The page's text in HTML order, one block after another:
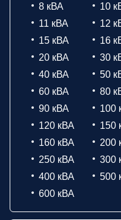
8 кВА
10
11 кВА
12
15 кВА
16
20 кВА
30
40 кВА
50
60 кВА
80
90 кВА
100
120 кВА
150
160 кВА
200
250 кВА
300
400 кВА
500
600 кВА